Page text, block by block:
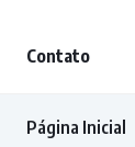
Contato
Página Inicial